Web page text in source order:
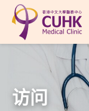
Skip to main content
访问